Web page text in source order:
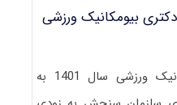
بیومکانیک ورزشی
سوالات آزمون دکتری بیومکانیک ورزشی سال 1401 به